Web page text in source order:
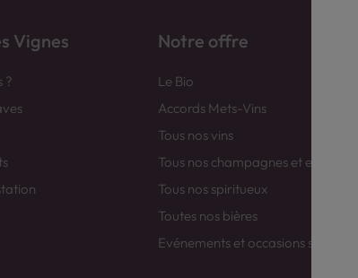
Vignes
?
Notre offre
Le Bio
Accords Mets-Vins
Tous nos vins
Tous nos champagnes et
Tous nos spiritueux
Toutes nos bières
Evénements et occasions spéciales